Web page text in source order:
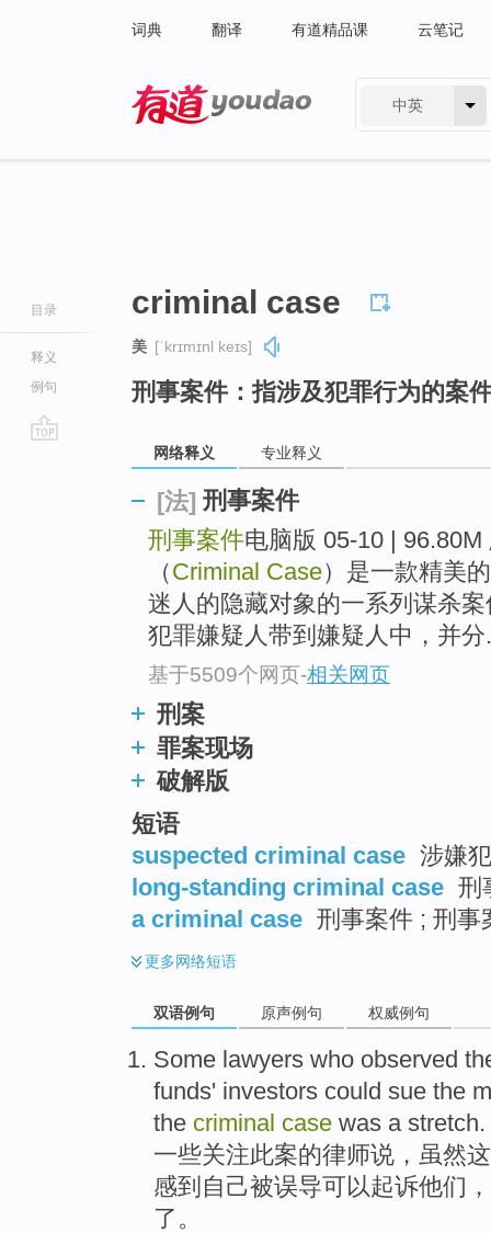
词典 翻译 有道精品课 云笔记
中英
目录
释义
例句
criminal case
美 [ˈkrɪmɪnl keɪs]
刑事案件：指涉及犯罪行为的案
网络释义 专业释义
[法] 刑事案件
刑事案件电脑版 05-10 |
（Criminal Case）是一款精美
迷人的隐藏对象的一系列谋杀
犯罪嫌疑人带到嫌疑人中，并分
基于5509个网页-相关网页
刑案
罪案现场
破解版
短语
suspected criminal case 涉嫌
long-standing criminal case 刑
a criminal case 刑事案件 ; 刑事
更多网络短语
双语例句 原声例句 权威例句
Some lawyers who observed
funds' investors could sue the
the criminal case was a stretch.
一些关注此案的律师说 ，虽然这
感到自己被误导可以起诉他们 ，
了。